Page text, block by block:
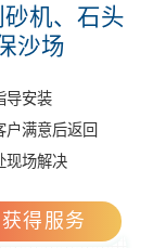
机、石头
沙场
导安装
满意后返回
现场解决
获得服务